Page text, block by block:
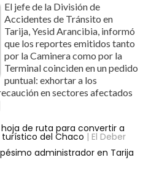
El jefe de la División de
Accidentes de Tránsito en
Tarija, Yesid Arancibia, informó
que los reportes emitidos tanto
por la Caminera como por la
Terminal coinciden en un pedido
puntual: exhortar a los
en sectores afectados
de ruta para convertir a
del Chaco | El Deber
administrador en Tarija